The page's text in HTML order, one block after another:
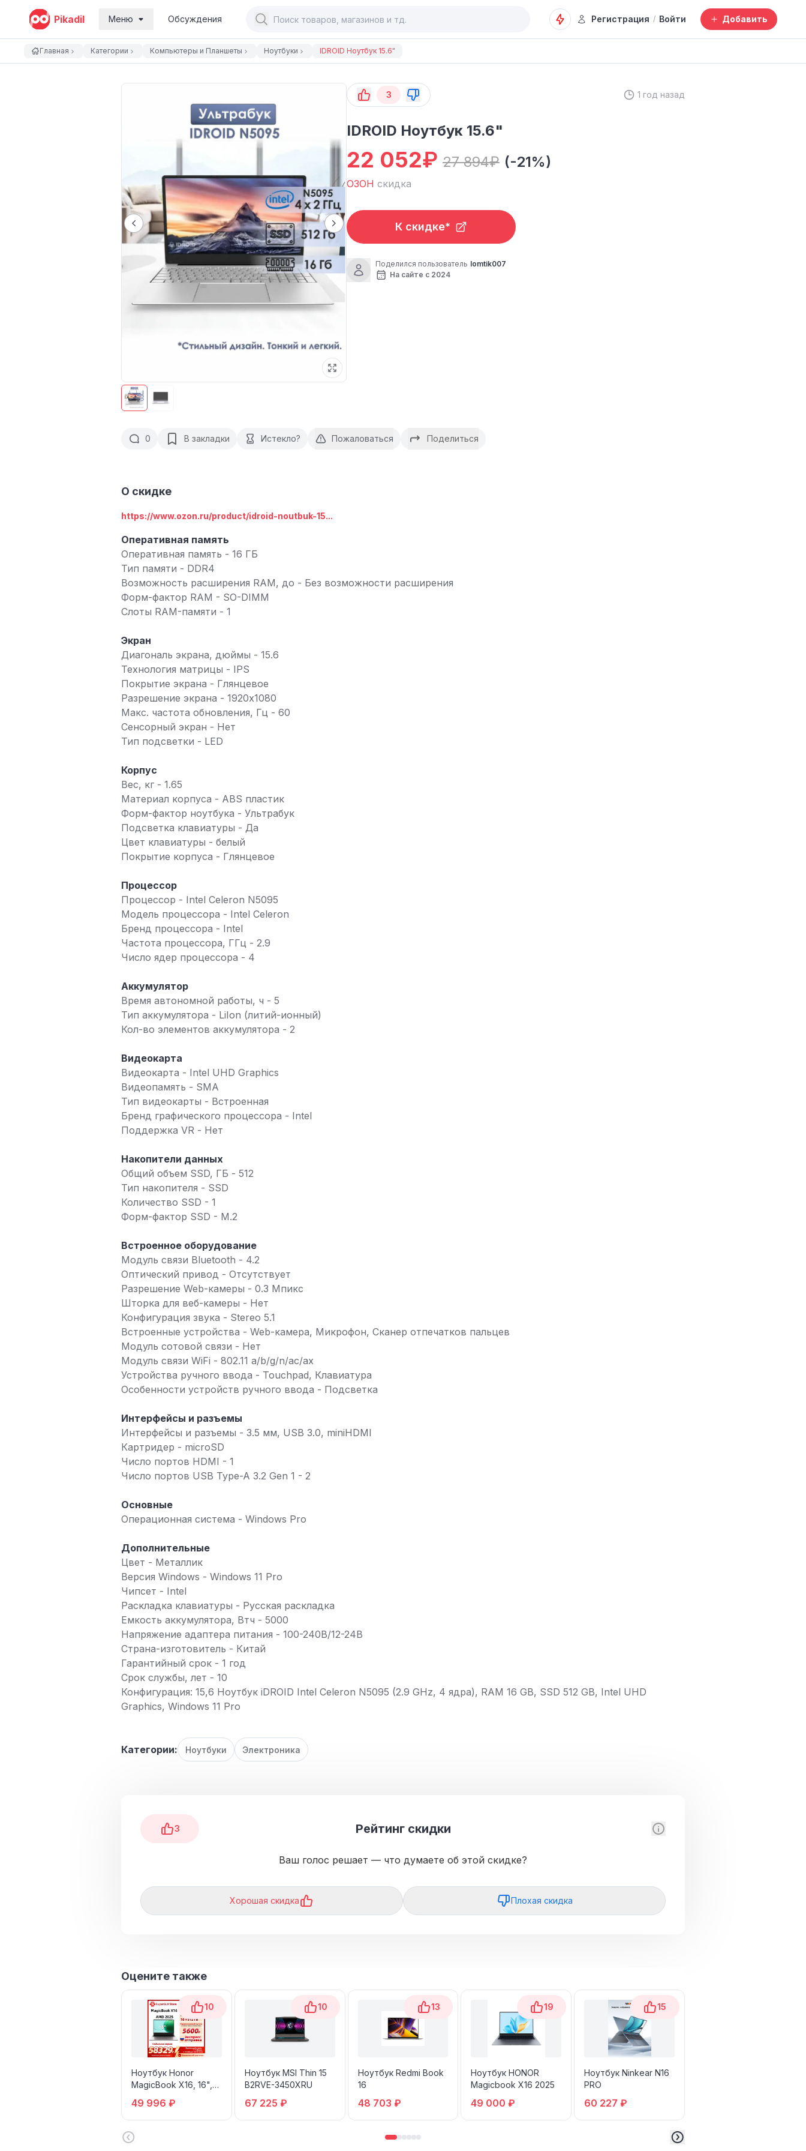
Pikadil Меню Обсуждения Регистрация / Войти Добавить
Главная Категории Компьютеры и Планшеты Ноутбуки IDROID Ноутбук 15.6"
3 1 год назад
IDROID Ноутбук 15.6"
22 052₽ 27 894₽ (-21%)
ОЗОН скидка
К скидке*
Поделился пользователь lomtik007
На сайте с 2024
0 В закладки Истекло? Пожаловаться Поделиться
О скидке
https://www.ozon.ru/product/idroid-noutbuk-15...
Оперативная память
Оперативная память - 16 ГБ
Тип памяти - DDR4
Возможность расширения RAM, до - Без возможности расширения
Форм-фактор RAM - SO-DIMM
Слоты RAM-памяти - 1
Экран
Диагональ экрана, дюймы - 15.6
Технология матрицы - IPS
Покрытие экрана - Глянцевое
Разрешение экрана - 1920x1080
Макс. частота обновления, Гц - 60
Сенсорный экран - Нет
Тип подсветки - LED
Корпус
Вес, кг - 1.65
Материал корпуса - ABS пластик
Форм-фактор ноутбука - Ультрабук
Подсветка клавиатуры - Да
Цвет клавиатуры - белый
Покрытие корпуса - Глянцевое
Процессор
Процессор - Intel Celeron N5095
Модель процессора - Intel Celeron
Бренд процессора - Intel
Частота процессора, ГГц - 2.9
Число ядер процессора - 4
Аккумулятор
Время автономной работы, ч - 5
Тип аккумулятора - LiIon (литий-ионный)
Кол-во элементов аккумулятора - 2
Видеокарта
Видеокарта - Intel UHD Graphics
Видеопамять - SMA
Тип видеокарты - Встроенная
Бренд графического процессора - Intel
Поддержка VR - Нет
Накопители данных
Общий объем SSD, ГБ - 512
Тип накопителя - SSD
Количество SSD - 1
Форм-фактор SSD - M.2
Встроенное оборудование
Модуль связи Bluetooth - 4.2
Оптический привод - Отсутствует
Разрешение Web-камеры - 0.3 Мпикс
Шторка для веб-камеры - Нет
Конфигурация звука - Stereo 5.1
Встроенные устройства - Web-камера, Микрофон, Сканер отпечатков пальцев
Модуль сотовой связи - Нет
Модуль связи WiFi - 802.11 a/b/g/n/ac/ax
Устройства ручного ввода - Touchpad, Клавиатура
Особенности устройств ручного ввода - Подсветка
Интерфейсы и разъемы
Интерфейсы и разъемы - 3.5 мм, USB 3.0, miniHDMI
Картридер - microSD
Число портов HDMI - 1
Число портов USB Type-A 3.2 Gen 1 - 2
Основные
Операционная система - Windows Pro
Дополнительные
Цвет - Металлик
Версия Windows - Windows 11 Pro
Чипсет - Intel
Раскладка клавиатуры - Русская раскладка
Емкость аккумулятора, Втч - 5000
Напряжение адаптера питания - 100-240В/12-24В
Страна-изготовитель - Китай
Гарантийный срок - 1 год
Срок службы, лет - 10
Конфигурация: 15,6 Ноутбук iDROID Intel Celeron N5095 (2.9 GHz, 4 ядра), RAM 16 GB, SSD 512 GB, Intel UHD
Graphics, Windows 11 Pro
Категории: Ноутбуки Электроника
3 Рейтинг скидки
Ваш голос решает — что думаете об этой скидке?
Хорошая скидка Плохая скидка
Оцените также
10
Ноутбук Honor
MagicBook X16, 16",
49 996 ₽
10
Ноутбук MSI Thin 15
B2RVE-3450XRU
67 225 ₽
13
Ноутбук Redmi Book
16
48 703 ₽
19
Ноутбук HONOR
Magicbook X16 2025
49 000 ₽
15
Ноутбук Ninkear N16
PRO
60 227 ₽